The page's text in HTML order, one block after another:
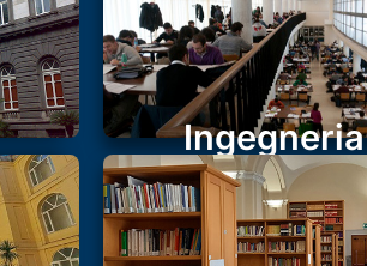
Ingegneria